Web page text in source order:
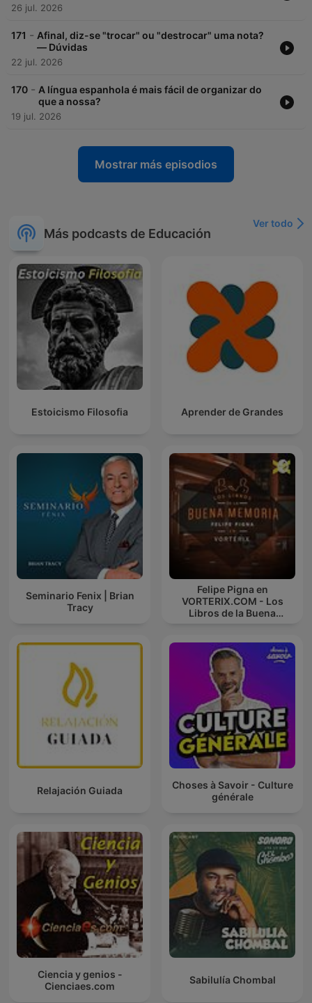
26 jul. 2026
171 - Afinal, diz-se "trocar" ou "destrocar" uma nota?
— Dúvidas
22 jul. 2026
170 - A língua espanhola é mais fácil de organizar do
que a nossa?
19 jul. 2026
Mostrar más episodios
Más podcasts de Educación
Ver todo
Estoicismo Filosofia Aprender de Grandes
Seminario Fenix | Brian
Tracy
Felipe Pigna en
VORTERIX.COM - Los
Libros de la Buena
Relajación Guiada
Choses à Savoir - Culture
générale
Ciencia y genios -
Cienciaes.com
Sabilulía Chombal